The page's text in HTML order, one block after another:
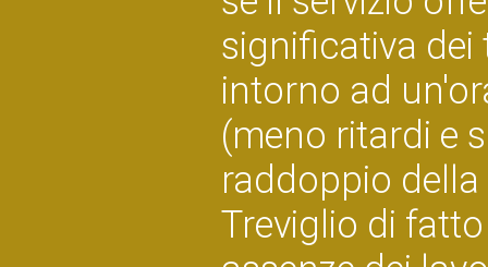
significativa dei
intorno ad
(meno ritardi e
raddoppio
Treviglio di